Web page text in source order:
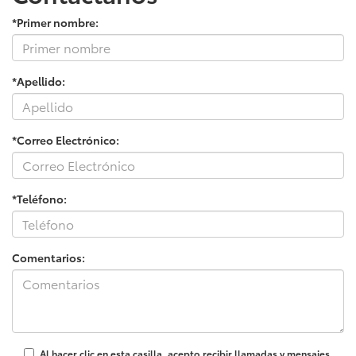
*Primer nombre:
*Apellido:
*Correo Electrónico:
*Teléfono:
Comentarios:
Al hacer clic en esta casilla, acepto recibir llamadas y mensajes